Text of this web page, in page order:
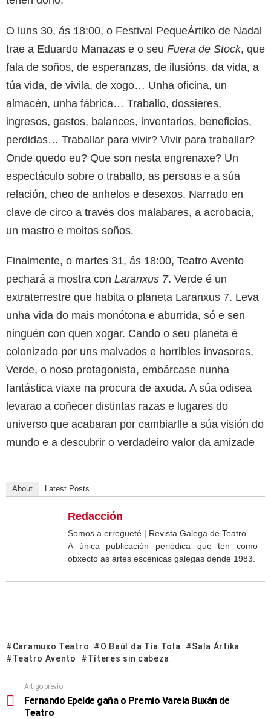
O luns 30, ás 18:00, o Festival PequeÁrtiko de Nadal
trae a Eduardo Manazas e o seu Fuera de Stock, que
fala de soños, de esperanzas, de ilusións, da vida, a
túa vida, de vivila, de xogo… Unha oficina, un
almacén, unha fábrica… Traballo, dossieres,
ingresos, gastos, balances, inventarios, beneficios,
perdidas… Traballar para vivir? Vivir para traballar?
Onde quedo eu? Que son nesta engrenaxe? Un
espectáculo sobre o traballo, as persoas e a súa
relación, cheo de anhelos e desexos. Narrado en
clave de circo a través dos malabares, a acrobacia,
un mastro e moitos soños.
Finalmente, o martes 31, ás 18:00, Teatro Avento
pechará a mostra con Laranxus 7. Verde é un
extraterrestre que habita o planeta Laranxus 7. Leva
unha vida do mais monótona e aburrida, só e sen
ninguén con quen xogar. Cando o seu planeta é
colonizado por uns malvados e horribles invasores,
Verde, o noso protagonista, embárcase nunha
fantástica viaxe na procura de axuda. A súa odisea
levarao a coñecer distintas razas e lugares do
universo que acabaran por cambiarlle a súa visión do
mundo e a descubrir o verdadeiro valor da amizade
About Latest Posts
Redacción
Somos a erregueté | Revista Galega de Teatro.
A única publicación periódica que ten como
obxecto as artes escénicas galegas dende 1983.
Caramuxo Teatro O Baúl da Tía Tola
Sala Ártika
Teatro Avento
Títeres sin cabeza
Artigo previo
Fernando Epelde gaña o Premio Varela Buxán de
Teatro